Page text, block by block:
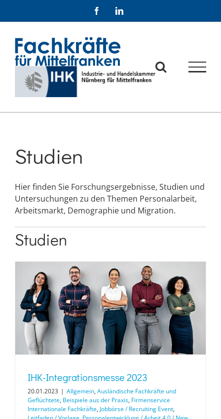
FacebookLinkedIn
Studien
Hier finden Sie Forschungsergebnisse, Studien und
Untersuchungen zu den Themen Personalarbeit,
Arbeitsmarkt, Demographie und Migration.
Studien
IHK-Integrationsmesse 2023
20.01.2023 | Allgemein, Ausländische Fachkräfte und
Geflüchtete, Beispiele aus der Praxis, Firmenservice
Internationale Fachkräfte, Jobbörse / Recruiting Event,